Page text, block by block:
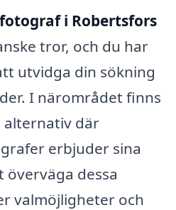
fotograf i Robertsfors
tror, och du har
utvidga din sökning
I närområdet finns
där
erbjuder sina
överväga dessa
valmöjligheter och